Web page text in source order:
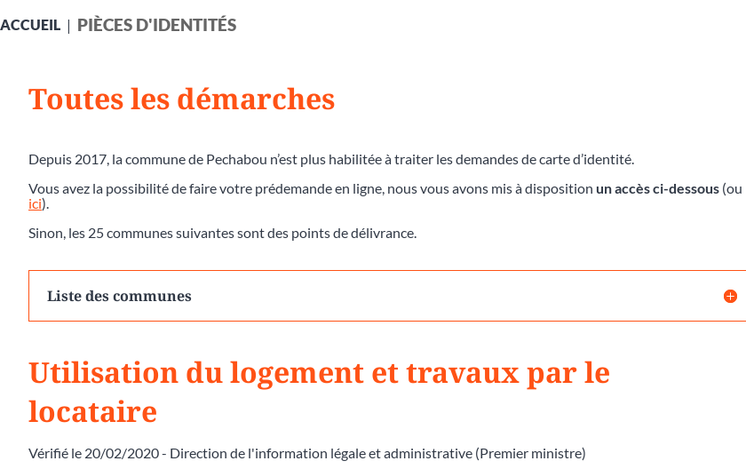
ACCUEIL PIÈCES D'IDENTITÉS
Toutes les démarches
Depuis 2017, la commune de Pechabou n’est plus habilitée à traiter les demandes de carte d’identité.
Vous avez la possibilité de faire votre prédemande en ligne, nous vous avons mis à disposition un accès ci-dessous (ou
ici).
Sinon, les 25 communes suivantes sont des points de délivrance.
Liste des communes
Utilisation du logement et travaux par le
locataire
Vérifié le 20/02/2020 - Direction de l'information légale et administrative (Premier ministre)